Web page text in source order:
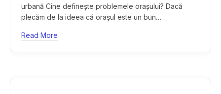
urbană Cine definește problemele orașului? Dacă
plecăm de la ideea că orașul este un bun…
Read More